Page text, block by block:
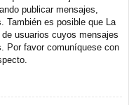
publicar mensajes,
También es posible que La
usuarios cuyos mensajes
Por favor comuníquese con